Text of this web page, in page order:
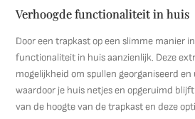
Verhoogde functionaliteit in huis
Door een trapkast op een slimme manier
functionaliteit in huis aanzienlijk. Deze
mogelijkheid om spullen georganiseerd
waardoor je huis netjes en opgeruimd
van de hoogte van de trapkast en deze